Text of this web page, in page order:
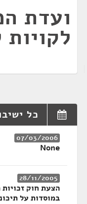
ועדת
כל
07/03/2006
None
28/11/2005
הצעת חוק
במוסדות על